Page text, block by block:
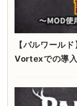
【パルワール
Vortexでの導